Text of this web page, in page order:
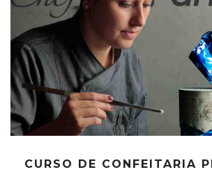
CURSO DE CONFEITARIA